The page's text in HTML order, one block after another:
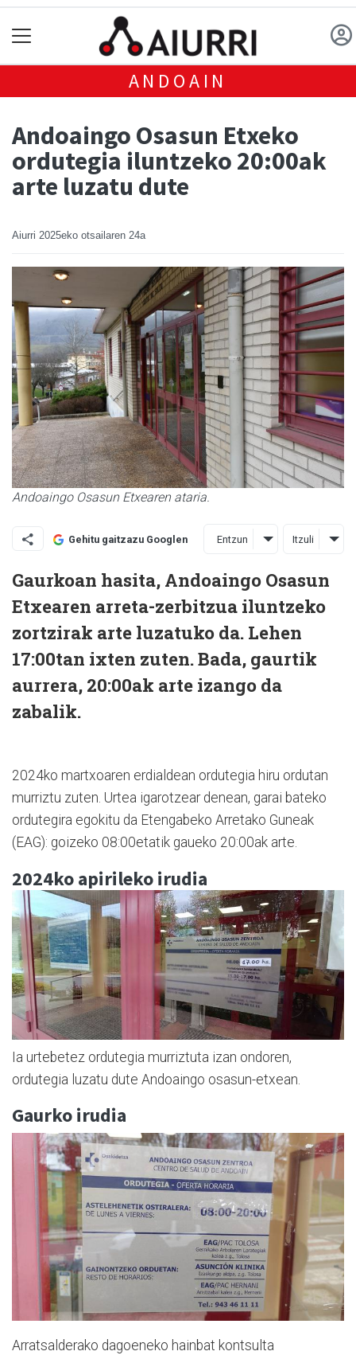
ANDOAIN
Andoaingo Osasun Etxeko
ordutegia iluntzeko 20:00ak
arte luzatu dute
Aiurri 2025eko otsailaren 24a
Andoaingo Osasun Etxearen ataria.
Gehitu gaitzazu Googlen Entzun Itzuli
Gaurkoan hasita, Andoaingo Osasun
Etxearen arreta-zerbitzua iluntzeko
zortzirak arte luzatuko da. Lehen
17:00tan ixten zuten. Bada, gaurtik
aurrera, 20:00ak arte izango da
zabalik.
2024ko martxoaren erdialdean ordutegia hiru ordutan
murriztu zuten. Urtea igarotzear denean, garai bateko
ordutegira egokitu da Etengabeko Arretako Guneak
(EAG): goizeko 08:00etatik gaueko 20:00ak arte.
2024ko apirileko irudia
Ia urtebetez ordutegia murriztuta izan ondoren,
ordutegia luzatu dute Andoaingo osasun-etxean.
Gaurko irudia
Arratsalderako dagoeneko hainbat kontsulta